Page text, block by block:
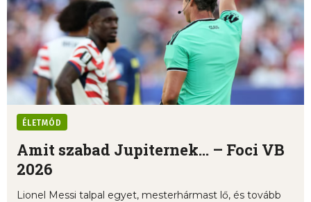
ÉLETMÓD
Amit szabad Jupiternek... – Foci VB
2026
Lionel Messi talpal egyet, mesterhármast lő, és tovább